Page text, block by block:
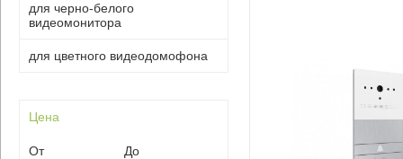
для черно-белого
видеомонитора
для цветного видеодомофона
Цена
От До